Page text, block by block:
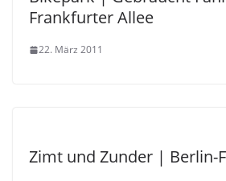
Frankfurter Allee
22. März 2011
Zimt und Zunder | Berlin-